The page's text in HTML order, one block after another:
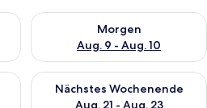
für heute Nacht, Aug. 8 - Aug. 9.
Morgen
Aug. 9 - Aug. 10
Überprüfe die Verfügbarkeit
für dieses Wochenende, Aug. 14
Nächstes Wochenende
Aug. 21 - Aug. 23
Überprüfe die Verfügbarkeit